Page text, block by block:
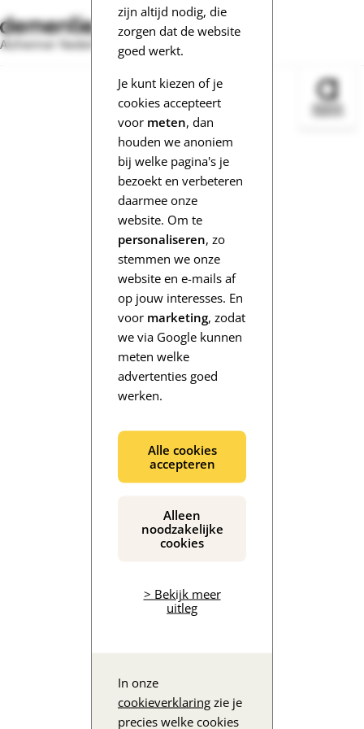
zijn altijd nodig, die
zorgen dat de website
goed werkt.
Je kunt kiezen of je
cookies accepteert
voor meten, dan
houden we anoniem
bij welke pagina's je
bezoekt en verbeteren
daarmee onze
website. Om te
personaliseren, zo
stemmen we onze
website en e-mails af
op jouw interesses. En
voor marketing, zodat
we via Google kunnen
meten welke
advertenties goed
werken.
Alle cookies
accepteren
Alleen
noodzakelijke
cookies
> Bekijk meer
uitleg
In onze
cookieverklaring zie je
precies welke cookies
Alzheimer Nederland
De inhoud wordt geladen...